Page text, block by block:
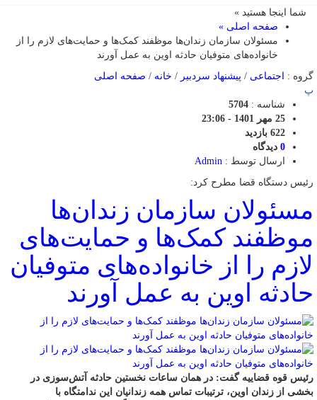
شما اینجا هستید »
صفحه اصلی »
مسئولان سازمان زندان‌ها موظفند کمک‌ها و حمایت‌های لازم را از
خانواده‌های متوفیان حادثه اوین به عمل آورند
گروه :
اجتماعی / پیشنهاد سردبیر / خانه / صفحه اصلی
پ
شناسه : 5704
25 مهر 1401 - 23:06
622 بازدید
0 دیدگاه
ارسال توسط : Admin
رئیس دستگاه قضا مطرح کرد:
مسئولان سازمان زندان‌ها
موظفند کمک‌ها و حمایت‌های
لازم را از خانواده‌های متوفیان
حادثه اوین به عمل آورند
رئیس قوه قضاییه گفت: در همان ساعات نخستین حادثه آتش‌سوزی در
بخشی از زندان اوین، ترتیبات تماس همه زندانیان این ندامتگاه با